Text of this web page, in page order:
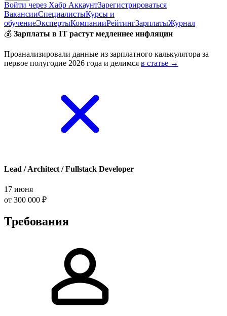
Войти через Хабр АккаунтЗарегистрироваться
ВакансииСпециалистыКурсы и
обучениеЭкспертыКомпанииРейтингЗарплатыЖурнал
💰 Зарплаты в IT растут медленнее инфляции
Проанализировали данные из зарплатного калькулятора за
первое полугодие 2026 года и делимся в статье →
Lead / Architect / Fullstack Developer
17 июня
от 300 000 ₽
Требования